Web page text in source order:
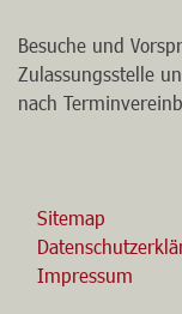
Besuche und
Sitemap